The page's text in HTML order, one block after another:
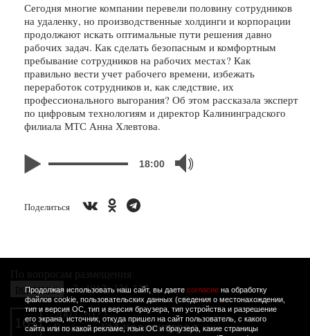
Сегодня многие компании перевели половину сотрудников
на удаленку, но производственные холдинги и корпорации
продолжают искать оптимальные пути решения давно
рабочих задач. Как сделать безопасным и комфортным
пребывание сотрудников на рабочих местах? Как
правильно вести учет рабочего времени, избежать
переработок сотрудников и, как следствие, их
профессионального выгорания? Об этом рассказала эксперт
по цифровым технологиям и директор Калининградского
филиала МТС Анна Хлевтова.
18:00
Поделиться
Продолжая использовать наш сайт, вы даете согласиена обработку
файлов cookie, пользовательских данных (сведения о местонахождении,
тип и версия ОС, тип и версия браузера, тип устройства и разрешение
его экрана, источник, откуда пришел на сайт пользователь, с какого
сайта или по какой рекламе, язык ОС и браузера, какие страницы
По вопросам размещения
рекламы: +7 (4012) 336 337
16+
2007-2022
Business FM Калининград.